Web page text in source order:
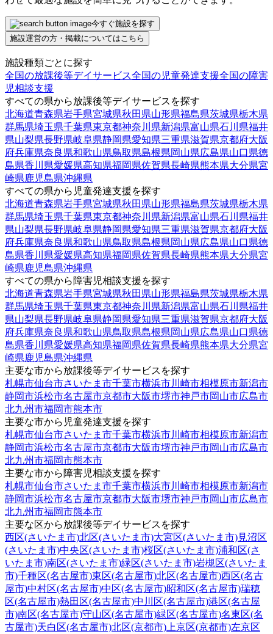
今すぐ施設を探す
施設運営の方・掲載についてはこちら
施設種類ごとに探す
全国の放課後等デイサービス全国の児童発達支援全国の障害
児相談支援
すべての県から放課後等デイサービスを探す
北海道青森県岩手県宮城県秋田県山形県福島県茨城県栃木県
群馬県埼玉県千葉県東京都神奈川県新潟県富山県石川県福井
県山梨県長野県岐阜県静岡県愛知県三重県滋賀県京都府大阪
府兵庫県奈良県和歌山県鳥取県島根県岡山県広島県山口県徳
島県香川県愛媛県高知県福岡県佐賀県長崎県熊本県大分県宮
崎県鹿児島県沖縄県
すべての県から児童発達支援を探す
北海道青森県岩手県宮城県秋田県山形県福島県茨城県栃木県
群馬県埼玉県千葉県東京都神奈川県新潟県富山県石川県福井
県山梨県長野県岐阜県静岡県愛知県三重県滋賀県京都府大阪
府兵庫県奈良県和歌山県鳥取県島根県岡山県広島県山口県徳
島県香川県愛媛県高知県福岡県佐賀県長崎県熊本県大分県宮
崎県鹿児島県沖縄県
すべての県から障害児相談支援を探す
北海道青森県岩手県宮城県秋田県山形県福島県茨城県栃木県
群馬県埼玉県千葉県東京都神奈川県新潟県富山県石川県福井
県山梨県長野県岐阜県静岡県愛知県三重県滋賀県京都府大阪
府兵庫県奈良県和歌山県鳥取県島根県岡山県広島県山口県徳
島県香川県愛媛県高知県福岡県佐賀県長崎県熊本県大分県宮
崎県鹿児島県沖縄県
主要な市から放課後等デイサービスを探す
札幌市仙台市さいたま市千葉市横浜市川崎市相模原市新潟市
静岡市浜松市名古屋市京都市大阪市堺市神戸市岡山市広島市
北九州市福岡市熊本市
主要な市から児童発達支援を探す
札幌市仙台市さいたま市千葉市横浜市川崎市相模原市新潟市
静岡市浜松市名古屋市京都市大阪市堺市神戸市岡山市広島市
北九州市福岡市熊本市
主要な市から障害児相談支援を探す
札幌市仙台市さいたま市千葉市横浜市川崎市相模原市新潟市
静岡市浜松市名古屋市京都市大阪市堺市神戸市岡山市広島市
北九州市福岡市熊本市
主要な区から放課後等デイサービスを探す
西区(さいたま市)北区(さいたま市)大宮区(さいたま市)見沼区
(さいたま市)中央区(さいたま市)桜区(さいたま市)浦和区(さ
いたま市)南区(さいたま市)緑区(さいたま市)岩槻区(さいたま
市)千種区(名古屋市)東区(名古屋市)北区(名古屋市)西区(名古
屋市)中村区(名古屋市)中区(名古屋市)昭和区(名古屋市)瑞穂
区(名古屋市)熱田区(名古屋市)中川区(名古屋市)港区(名古屋
市)南区(名古屋市)守山区(名古屋市)緑区(名古屋市)名東区(名
古屋市)天白区(名古屋市)北区(京都市) 上京区(京都市)左京区